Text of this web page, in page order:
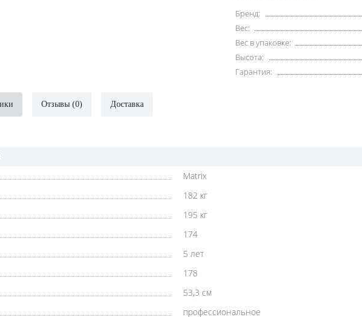
Бренд:
Вес:
Вес в упаковке:
Высота:
Гарантия:
Отзывы (0) Доставка
Matrix
182 кг
195 кг
174
5 лет
178
53,3 см
профессиональное